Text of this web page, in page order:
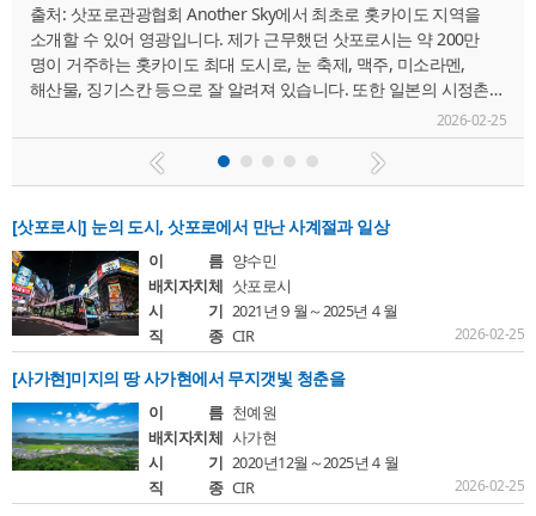
출처: 삿포로관광협회 Another Sky에서 최초로 홋카이도 지역을
소개할 수 있어 영광입니다. 제가 근무했던 삿포로시는 약 200만
명이 거주하는 홋카이도 최대 도시로, 눈 축제, 맥주, 미소라멘,
해산물, 징기스칸 등으로 잘 알려져 있습니다. 또한 일본의 시정촌
매력도 조사에서 10년 이상 1위 또는 2위를 유지할 만큼, 일본
국내와 해외 둘 다에서 관광지로서의 평가가 높은 도시입니다.
삿포로는 도심과 자연이 조화를 이루고 있어 생활과 여행 모두
편리하며, 특히 겨울철에 풍부한 눈을 가까이에서 체감할 수 있다는
점이 특징입니다. 한국에서의 접근성도 뛰어나, 인천 또는 부산에서
신치토세 공항까지 다수의 직항 노선이 운항되고 있습니다. 오늘은
제가 삿포로에서 실제로 생활하면서 느낀 지역의 특징과거주
경험을 통해 알게 된 추천 장소, 그리고 현지에서 즐길 수 있는
먹거리 등을 중심으로 삿포로의 매력을 소개해 드리고자 합니다.
삿포로를 상징하는 것, 역시 ‘눈&
2026-02-25
[삿포로시] 눈의 도시, 삿포로에서 만난 사계절과 일상
이 름 양수민
배치자치체 삿포로시
시 기 2021년９월～2025년４월
직 종 CIR 2026-02-25
[사가현]미지의 땅 사가현에서 무지갯빛 청춘을
이 름 천예원
배치자치체 사가현
시 기 2020년12월～2025년４월
직 종 CIR 2026-02-25